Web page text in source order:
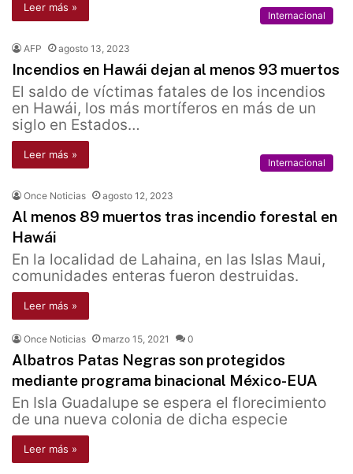
Leer más »
Internacional
AFP agosto 13, 2023
Incendios en Hawái dejan al menos 93 muertos
El saldo de víctimas fatales de los incendios
en Hawái, los más mortíferos en más de un
siglo en Estados…
Leer más »
Internacional
Once Noticias agosto 12, 2023
Al menos 89 muertos tras incendio forestal en
Hawái
En la localidad de Lahaina, en las Islas Maui,
comunidades enteras fueron destruidas.
Leer más »
Once Noticias marzo 15, 2021 0
Albatros Patas Negras son protegidos
mediante programa binacional México-EUA
En Isla Guadalupe se espera el florecimiento
de una nueva colonia de dicha especie
Leer más »